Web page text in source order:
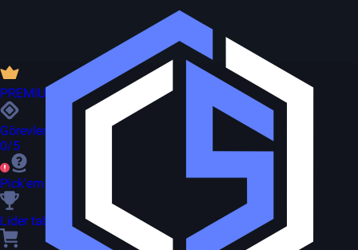
PREMIUM
Görevler
0/5
Pick'em
Lider tablosu